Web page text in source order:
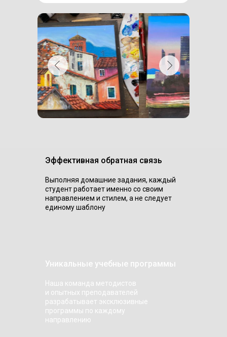
Уникальные учебные программы
Наша команда методистов
и опытных преподавателей
разрабатывает эксклюзивные
программы по каждому
направлению
Выполняя домашние задания, каждый
студент работает именно со своим
направлением и стилем, а не следует
единому шаблону
Эффективная обратная связь